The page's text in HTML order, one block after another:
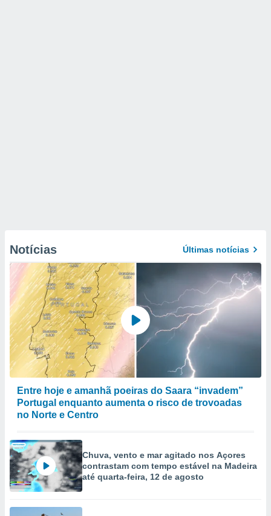
Notícias Últimas notícias
Entre hoje e amanhã poeiras do Saara “invadem”
Portugal enquanto aumenta o risco de trovoadas
no Norte e Centro
Chuva, vento e mar agitado nos Açores
contrastam com tempo estável na Madeira
até quarta-feira, 12 de agosto